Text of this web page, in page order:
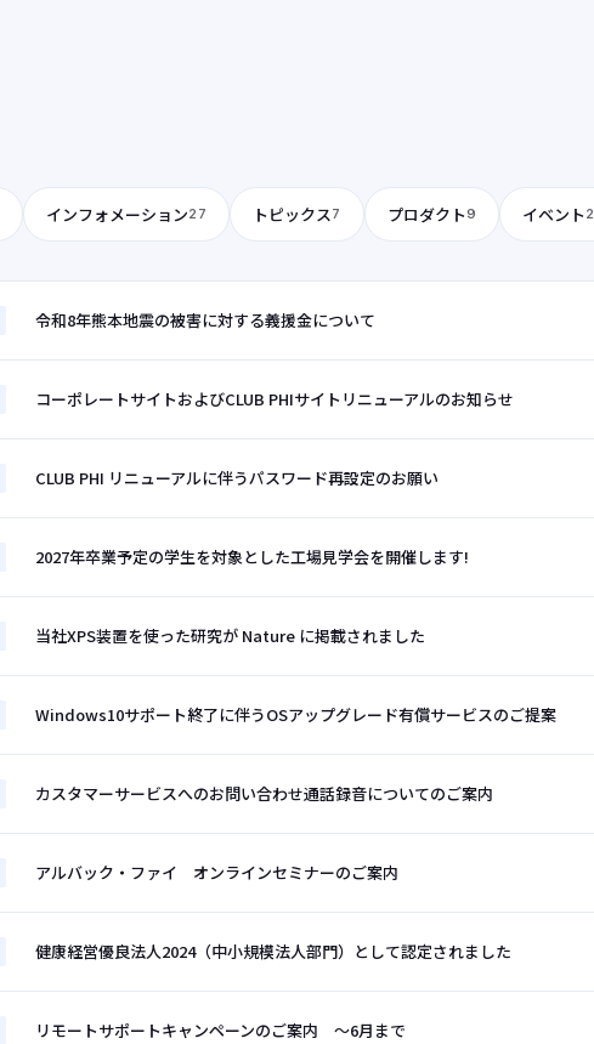
インフォメーション27 トピックス7 プロダクト9 イベント
令和8年熊本地震の被害に対する義援金について
コーポレートサイトおよびCLUB PHIサイトリニューアルのお知らせ
CLUB PHI リニューアルに伴うパスワード再設定のお願い
2027年卒業予定の学生を対象とした工場見学会を開催します!
当社XPS装置を使った研究が Nature に掲載されました
Windows10サポート終了に伴うOSアップグレード有償サービスのご提案
カスタマーサービスへのお問い合わせ通話録音についてのご案内
アルバック・ファイ オンラインセミナーのご案内
健康経営優良法人2024（中小規模法人部門）として認定されました
リモートサポートキャンペーンのご案内 ～6月まで